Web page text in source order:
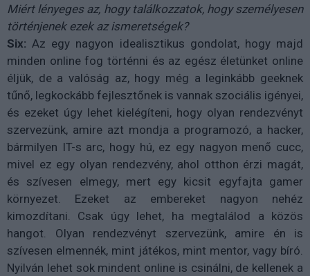
Miért lényeges az, hogy találkozzatok, hogy személyesen
történjenek ezek az ismeretségek?
Six: Az egy nagyon idealisztikus gondolat, hogy majd
minden online fog történni és az egész életünket online
éljük, de a valóság az, hogy még a leginkább geeknek
tűnő, legkockább fejlesztőnek is vannak szociális igényei,
és ezeket úgy lehet kielégíteni, hogy olyan rendezvényt
szervezünk, amire azt mondja a programozó, a hacker,
bármilyen IT-s arc, hogy hú, ez egy nagyon menő cucc,
mivel ez egy olyan rendezvény, ahol otthon érzi magát,
és szívesen elmegy, mert egy kicsit egyfajta gamer
környezet. Ezeket az embereket nagyon nehéz
kimozdítani. Csak úgy lehet, ha megtalálod a közös
hangot. Olyan rendezvényt szervezünk, amire én is
szívesen elmennék, mint játékos, mint mentor, vagy bíró.
Nyilván lehet sok mindent online is csinálni, de kellenek a